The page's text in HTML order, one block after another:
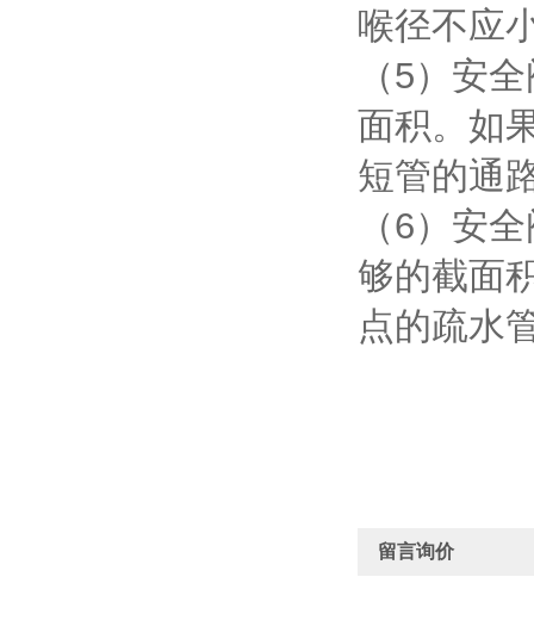
喉径不应
（5）安
面积。如
短管的通
（6）安
够的截面
点的疏水
留言询价